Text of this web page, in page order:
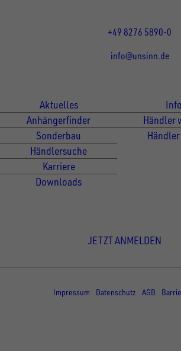
+49 8276 5890-0
info@unsinn.de
Aktuelles
Anhängerfinder
Sonderbau
Händlersuche
Karriere
Downloads
Händler
JETZT ANMELDEN
Impressum
Datenschutz AGB